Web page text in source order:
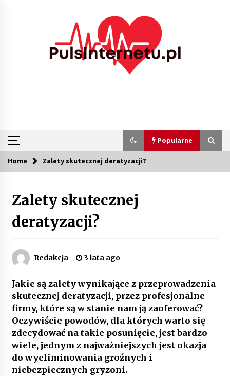
Popularne
Popularne
Kolejki i zadania w tle w laravel – jak
przyspieszyć aplikację
2 miesiące ago
Psychologiczne korzyści z cyfryzacji kadr
4 miesiące ago
Customizacja wnętrza samochodu: Jak
zamontować radio 2DIN i uchwyty na kubki
dzięki drukowi 3D?
4 miesiące ago
Piece do pizzy – jak wybrać między piecem na
drewno, gaz i prąd
8 miesięcy ago
Home Zalety skutecznej deratyzacji?
Zalety skutecznej
deratyzacji?
Redakcja 3 lata ago
Jakie są zalety wynikające z przeprowadzenia
skutecznej deratyzacji, przez profesjonalne
firmy, które są w stanie nam ją zaoferować?
Oczywiście powodów, dla których warto się
zdecydować na takie posunięcie, jest bardzo
wiele, jednym z najważniejszych jest okazja
do wyeliminowania groźnych i
niebezpiecznych gryzoni.